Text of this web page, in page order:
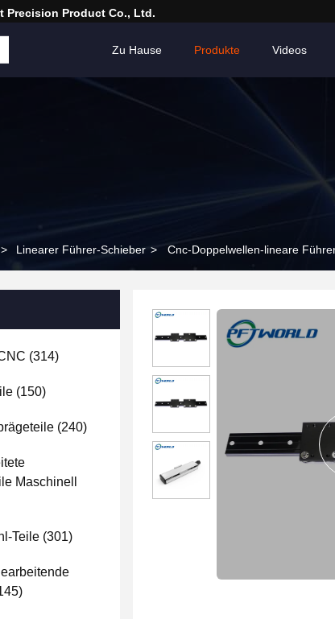
Precision Product Co., Ltd.
Zu Hause Produkte Videos
> Linearer Führer-Schieber > Cnc-Doppelwellen-lineare
(314)
(150)
(240)
Maschinell
Teile (301)